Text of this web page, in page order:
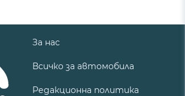
За нас
Всичко за автомобила
Редакционна политика